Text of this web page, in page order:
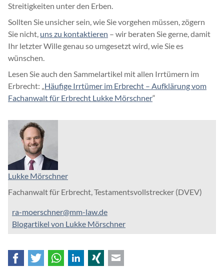
Streitigkeiten unter den Erben.
Sollten Sie unsicher sein, wie Sie vorgehen müssen, zögern
Sie nicht, uns zu kontaktieren – wir beraten Sie gerne, damit
Ihr letzter Wille genau so umgesetzt wird, wie Sie es
wünschen.
Lesen Sie auch den Sammelartikel mit allen Irrtümern im
Erbrecht: „ Häufige Irrtümer im Erbrecht – Aufklärung vom
Fachanwalt für Erbrecht Lukke Mörschner“
Lukke Mörschner
Fachanwalt für Erbrecht, Testamentsvollstrecker (DVEV)
ra-moerschner@mm-law.de
Blogartikel von Lukke Mörschner
FacebookTwitter WhatsAppLinkedInXing